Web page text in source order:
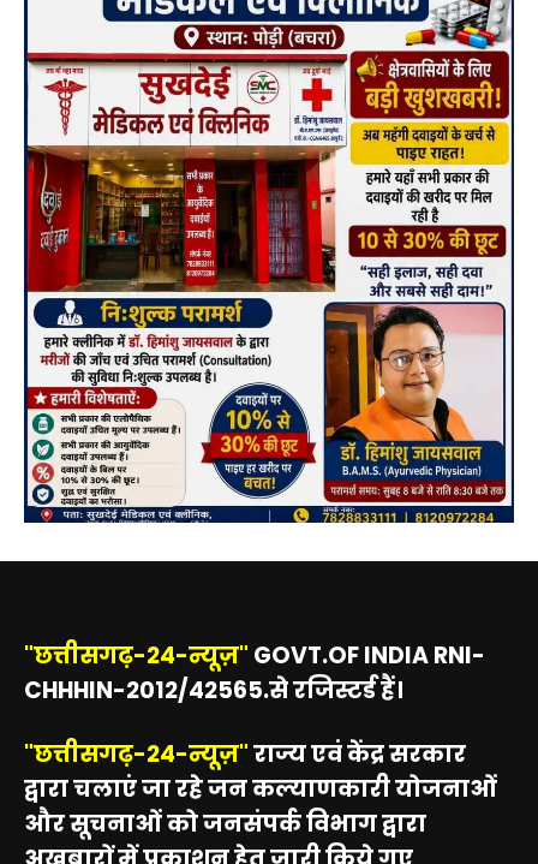
"छत्तीसगढ़-24-न्यूज़" GOVT.OF INDIA RNI-
CHHHIN-2012/42565.से रजिस्टर्ड हैं।
"छत्तीसगढ़-24-न्यूज़"राज्य एवं केंद्र सरकार
द्वारा चलाएं जा रहे जन कल्याणकारी योजनाओं
और सूचनाओं को जनसंपर्क विभाग द्वारा